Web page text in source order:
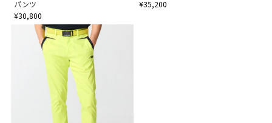
パンツ
¥30,800
¥35,200